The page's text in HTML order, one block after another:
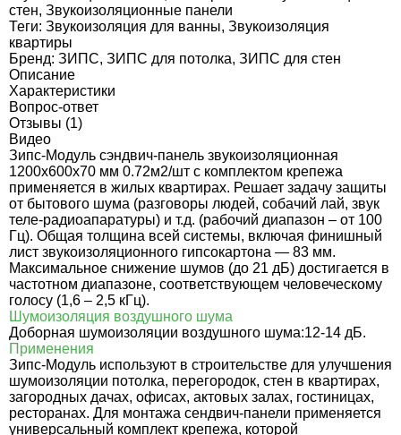
стен, Звукоизоляционные панели
Теги: Звукоизоляция для ванны, Звукоизоляция
квартиры
Бренд: ЗИПС, ЗИПС для потолка, ЗИПС для стен
Описание
Характеристики
Вопрос-ответ
Отзывы (1)
Видео
Зипс-Модуль сэндвич-панель звукоизоляционная
1200х600х70 мм 0.72м2/шт с комплектом крепежа
применяется в жилых квартирах. Решает задачу защиты
от бытового шума (разговоры людей, собачий лай, звук
теле-радиоапаратуры) и т.д. (рабочий диапазон – от 100
Гц). Общая толщина всей системы, включая финишный
лист звукоизоляционного гипсокартона — 83 мм.
Максимальное снижение шумов (до 21 дБ) достигается в
частотном диапазоне, соответствующем человеческому
голосу (1,6 – 2,5 кГц).
Шумоизоляция воздушного шума
Доборная шумоизоляции воздушного шума:12-14 дБ.
Применения
Зипс-Модуль используют в строительстве для улучшения
шумоизоляции потолка, перегородок, стен в квартирах,
загородных дачах, офисах, актовых залах, гостиницах,
ресторанах. Для монтажа сендвич-панели применяется
универсальный комплект крепежа, которой